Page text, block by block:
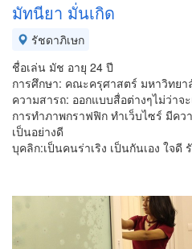
มัทนียา มั่นเกิด
รัชดาภิเษก
ชื่อเล่น มัช อายุ 24 ปี
การศึกษา: คณะครุศาสตร์ มหาวิทย
ความสารถ: ออกแบบสื่อต่างๆไม่ว่าจ
การทำภาพกราฟฟิก ทำเว็บไซร์ มีคว
เป็นอย่างดี
บุคลิก:เป็นคนร่าเริง เป็นกันเอง ใจดี